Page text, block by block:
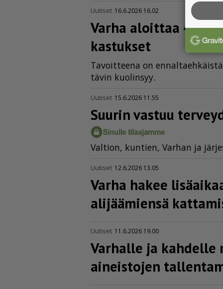
Uutiset 16.6.2026 16.02
Varha aloittaa 40
kas­tukset
Ta­voit­tee­na on
tä­vin kuo­lin­syy.
Uutiset 15.6.2026 11.55
Suurin vastuu
Val­ti­on, kun­tien, Var­han ja
Uutiset 12.6.2026 13.05
Varha hakee
alijäämiensä
Uutiset 11.6.2026 19.00
Varhalle ja kahdelle
aineistojen